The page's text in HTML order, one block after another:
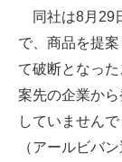
モノづくり技
エレクトロニ
エネルギーの専
同社は8月29
で、商品を提
て破断となっ
案先の企業か
していません
（アールビバ